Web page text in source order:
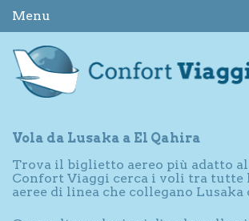
Menu
Vola da Lusaka a El Qahira
Trova il biglietto aereo più adatto
Confort Viaggi cerca i voli tra tutte
aeree di linea che collegano Lusaka